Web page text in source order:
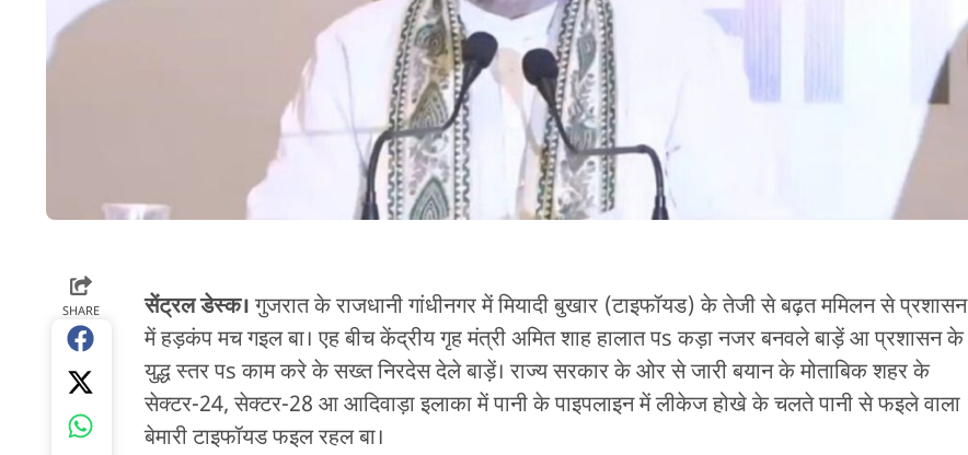
SHARE सेंट्रल डेस्क।गुजरात के राजधानी गांधीनगर में मियादी बुखार (टाइफॉयड) के तेजी से बढ़त ममिलन से प्रशासन
में हड़कंप मच गइल बा। एह बीच केंद्रीय गृह मंत्री अमित शाह हालात पs कड़ा नजर बनवले बाड़ें आ प्रशासन के
युद्ध स्तर पs काम करे के सख्त निरदेस देले बाड़ें। राज्य सरकार के ओर से जारी बयान के मोताबिक शहर के
सेक्टर-24, सेक्टर-28 आ आदिवाड़ा इलाका में पानी के पाइपलाइन में लीकेज होखे के चलते पानी से फइले वाला
बेमारी टाइफॉयड फइल रहल बा।